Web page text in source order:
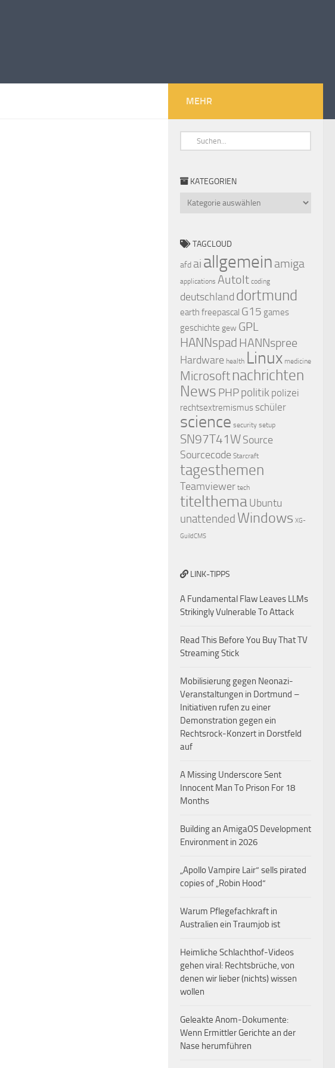
MEHR
KATEGORIEN
TAGCLOUD
afd ai allgemein amiga
applications AutoIt coding
deutschland dortmund
earth freepascal G15 games
geschichte gew GPL
HANNspad HANNspree
Hardware health Linux medicine
Microsoft nachrichten
News PHPpolitik polizei
rechtsextremismus schüler
science security setup
SN97T41WSource
Sourcecode Starcraft
tagesthemen
Teamviewer tech
titelthemaUbuntu
unattended Windows XG-
GuildCMS
LINK-TIPPS
A Fundamental Flaw Leaves LLMs
Strikingly Vulnerable To Attack
Read This Before You Buy That TV
Streaming Stick
Mobilisierung gegen Neonazi-
Veranstaltungen in Dortmund –
Initiativen rufen zu einer
Demonstration gegen ein
Rechtsrock-Konzert in Dorstfeld
auf
A Missing Underscore Sent
Innocent Man To Prison For 18
Months
Building an AmigaOS Development
Environment in 2026
„Apollo Vampire Lair“ sells pirated
copies of „Robin Hood“
Warum Pflegefachkraft in
Australien ein Traumjob ist
Heimliche Schlachthof-Videos
gehen viral: Rechtsbrüche, von
denen wir lieber (nichts) wissen
wollen
Geleakte Anom-Dokumente:
Wenn Ermittler Gerichte an der
Nase herumführen